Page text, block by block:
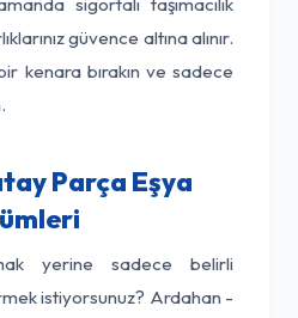
güvence altına alınır.
kenara bırakın ve sadece
Parça Eşya
yerine sadece belirli
istiyorsunuz? Ardahan -